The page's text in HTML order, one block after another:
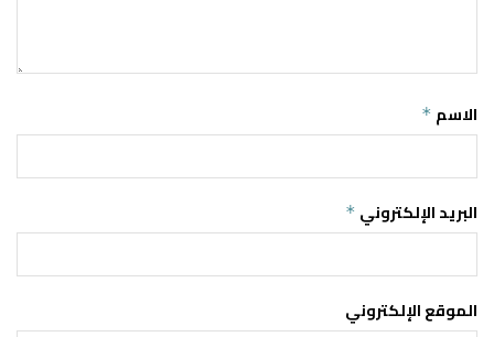
الاسم *
البريد الإلكتروني *
الموقع الإلكتروني